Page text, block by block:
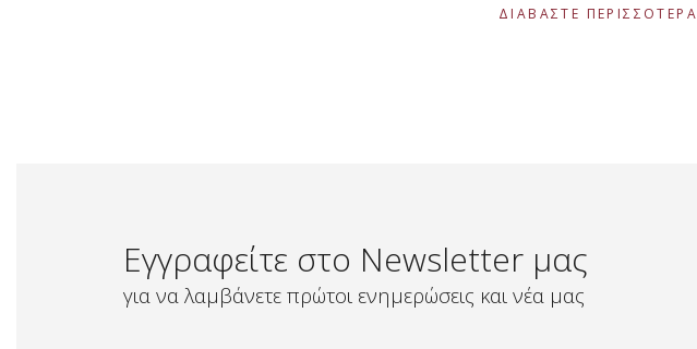
ΔΙΑΒΆΣΤΕ ΠΕΡΙΣΣΌΤΕΡΑ
Εγγραφείτε στο Newsletter μας
για να λαμβάνετε πρώτοι ενημερώσεις και νέα μας